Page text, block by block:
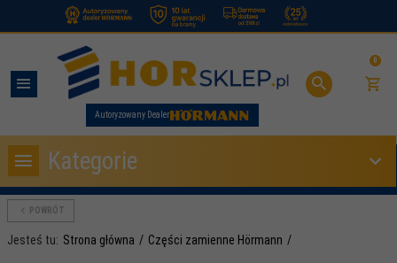
Autoryzowany Dealer
0
Kategorie
POWRÓT
Jesteś tu: Strona główna Części zamienne Hörmann